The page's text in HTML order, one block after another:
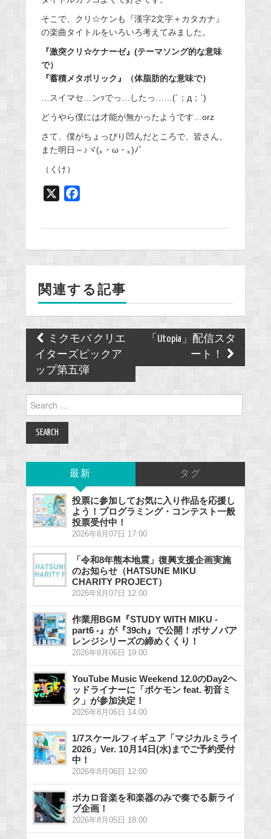
そこで、クリ☆ケンも『漢字2文字＋カタカナ』
の楽曲タイトルをいろいろ考えてみました。
『激突クリ☆ケナーゼ』(テーマソング的な意味
で）
『蓄積メタボリック』（体脂肪的な意味で）
…スイマセ…ンｯでっ…したっ……(´；д；`)
どうやら僕には才能が無かったようです…orz
さて、僕がちょっぴり凹んだところで、皆さん、
また明日～♪ヾ(｡・ω・｡)ﾉﾞ
（くけ）
b
o
k
関連する記事
Post
navigation
ミクモバ クリエ
イターズピックア
ップ第五弾
「Utopia」配信スタ
ート！
for:
最新 タグ
投票に参加してお気に入り作品を応援し
よう！プログラミング・コンテスト一般
投票受付中！
2026年8月07日 17:00
「令和8年熊本地震」復興支援企画実施
のお知らせ（HATSUNE MIKU
CHARITY PROJECT）
2026年8月07日 12:00
作業用BGM『STUDY WITH MIKU -
part6 -』が『39ch』で公開！ボサノバア
レンジシリーズの締めくくり！
2026年8月06日 19:00
YouTube Music Weekend 12.0のDay2ヘ
ッドライナーに「ポケモン feat. 初音ミ
ク」が参加決定！
2026年8月06日 14:00
1/7スケールフィギュア「マジカルミライ
2026」Ver. 10月14日(水)までご予約受付
中！
2026年8月06日 12:00
ボカロ音楽を和楽器のみで奏でる新ライ
ブ企画！
2026年8月05日 18:00